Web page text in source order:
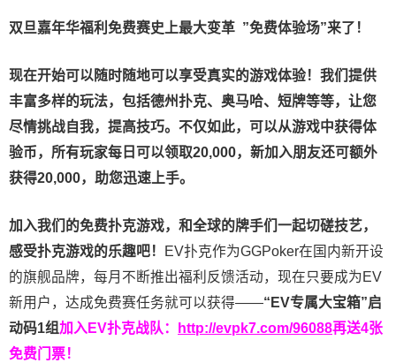
双旦嘉年华福利 免费赛史上最大变革 ”免费体验场”来了！
现在开始可以随时随地可以享受真实的游戏体验！我们提供
丰富多样的玩法，包括德州扑克、奥马哈、短牌等等，让您
尽情挑战自我，提高技巧。不仅如此， 可以从游戏中获得体
验币，所有玩家每日可以领取20,000，新加入朋友还可额外
获得20,000，助您迅速上手。
加入我们的免费扑克游戏，和全球的牌手们一起切磋技艺，
感受扑克游戏的乐趣吧！
EV扑克作为GGPoker在国内新开设
的旗舰品牌，每月不断推出福利反馈活动，现在只要成为EV
新用户，达成免费赛任务就可以获得——“EV专属大宝箱”启
动码1组加入EV扑克战队： http://evpk7.com/96088再送4张
免费门票！